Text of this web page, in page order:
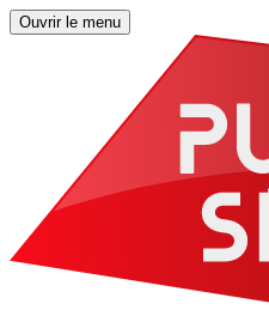
Ouvrir le menu